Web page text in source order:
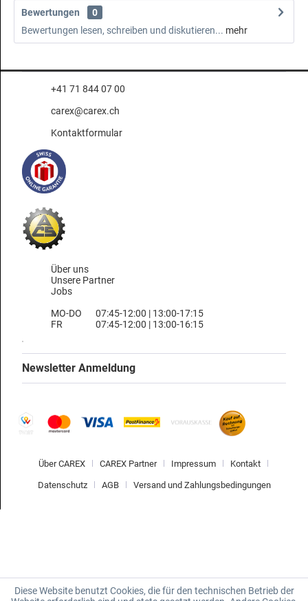
Bewertungen
0
Bewertungen lesen, schreiben und diskutieren... mehr
+41 71 844 07 00
carex@carex.ch
Kontaktformular
Über uns
Unsere Partner
Jobs
MO-DO
FR
07:45-12:00 | 13:00-17:15
07:45-12:00 | 13:00-16:15
Newsletter Anmeldung
Über CAREX CAREX Partner Impressum Kontakt
Datenschutz AGB Versand und Zahlungsbedingungen
Diese Website benutzt Cookies, die für den technischen Betrieb der